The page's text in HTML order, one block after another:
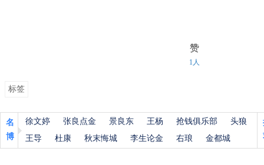
赞
1人
标签
名
博
徐文婷 张良点金 景良东 王杨 抢钱俱乐部
头狼
王导
杜康 秋末悔城 李生论金 右琅 金都城